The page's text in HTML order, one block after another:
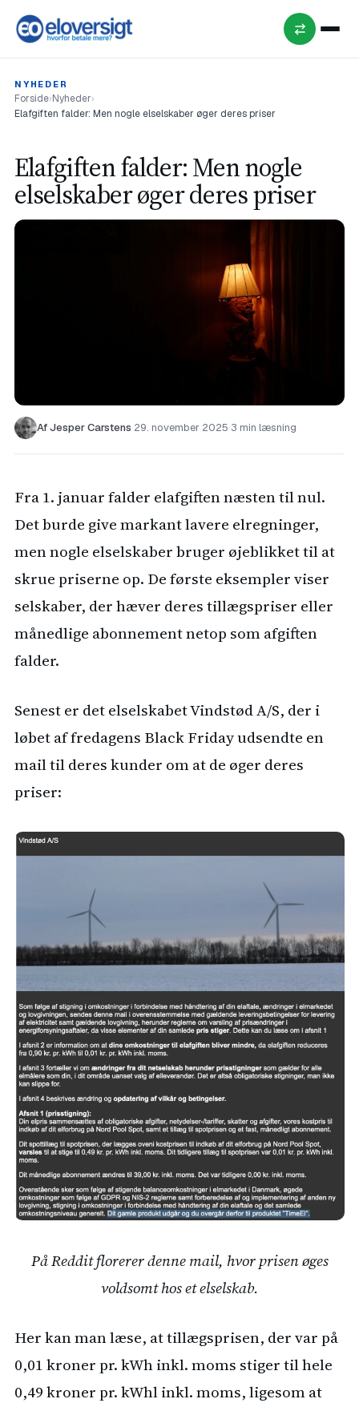
NYHEDER
Forside›Nyheder›
Elafgiften falder: Men nogle elselskaber øger deres priser
Elafgiften falder: Men nogle
elselskaber øger deres priser
Af Jesper Carstens·29. november 2025·3 min læsning
Fra 1. januar falder elafgiften næsten til nul.
Det burde give markant lavere elregninger,
men nogle elselskaber bruger øjeblikket til at
skrue priserne op. De første eksempler viser
selskaber, der hæver deres tillægspriser eller
månedlige abonnement netop som afgiften
falder.
Senest er det elselskabet Vindstød A/S, der i
løbet af fredagens Black Friday udsendte en
mail til deres kunder om at de øger deres
priser:
På Reddit florerer denne mail, hvor prisen øges
voldsomt hos et elselskab.
Her kan man læse, at tillægsprisen, der var på
0,01 kroner pr. kWh inkl. moms stiger til hele
0,49 kroner pr. kWhl inkl. moms, ligesom at